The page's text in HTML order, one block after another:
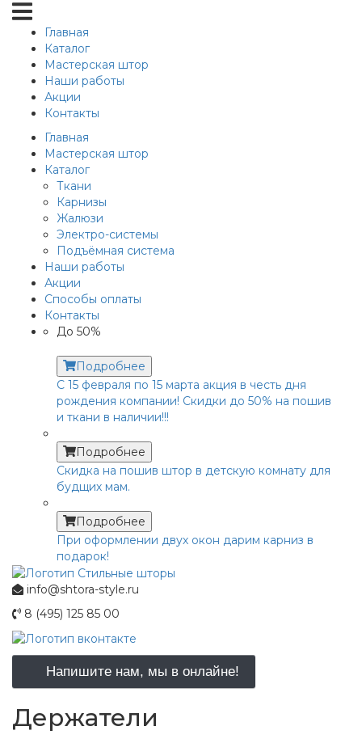
Главная
Каталог
Мастерская штор
Наши работы
Акции
Контакты
Главная
Мастерская штор
Каталог
Ткани
Карнизы
Жалюзи
Электро-системы
Подъёмная система
Наши работы
Акции
Способы оплаты
Контакты
До 50%
Подробнее
С 15 февраля по 15 марта акция в честь дня
рождения компании! Скидки до 50% на пошив
и ткани в наличии!!!
Подробнее
Скидка на пошив штор в детскую комнату для
будщих мам.
Подробнее
При оформлении двух окон дарим карниз в
подарок!
info@shtora-style.ru
8 (495) 125 85 00
Напишите нам, мы в онлайне!
Держатели